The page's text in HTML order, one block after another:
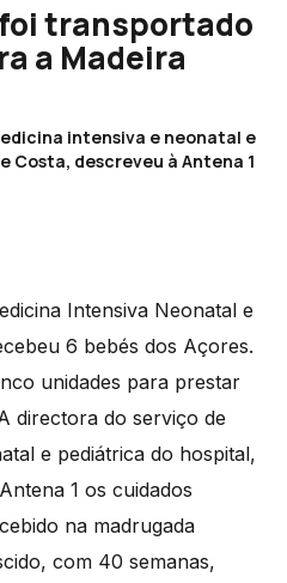
transportado
a Madeira
intensiva e neonatal e
Costa, descreveu à Antena 1
Intensiva Neonatal e
6 bebés dos Açores.
unidades para prestar
directora do serviço de
e pediátrica do hospital,
1 os cuidados
na madrugada
com 40 semanas,